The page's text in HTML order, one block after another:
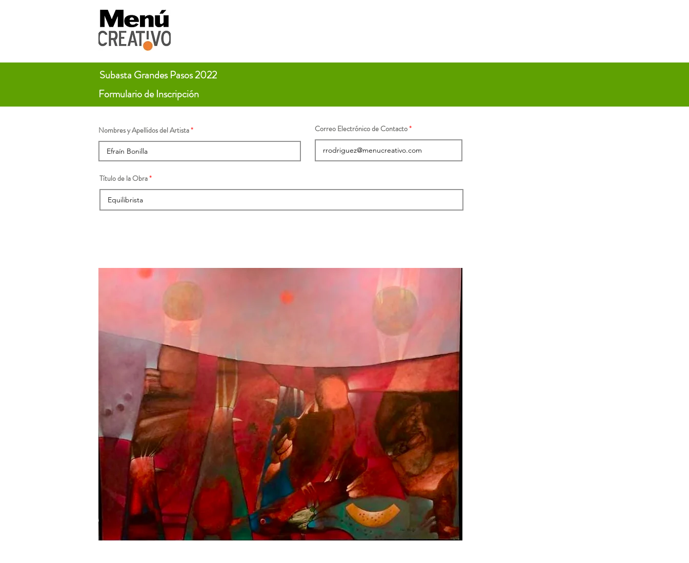
Subasta Grandes Pasos 2022
Formulario de Inscripción
Nombres y Apellidos del Artista Correo Electrónico de Contacto
Título de la Obra